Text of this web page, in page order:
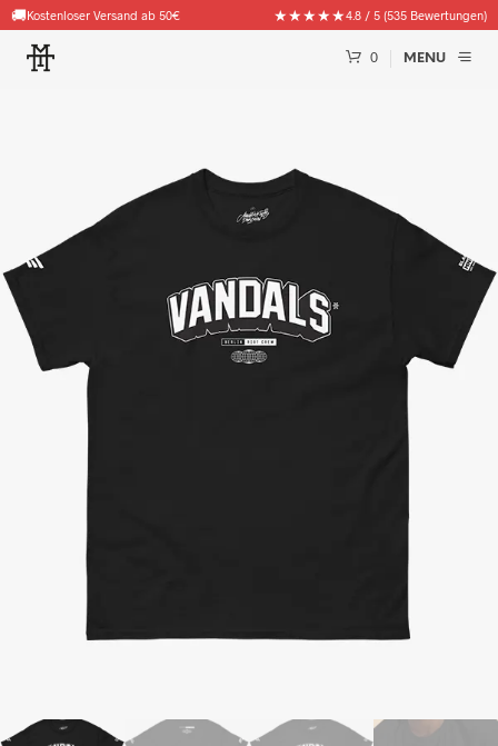
🚚Kostenloser Versand ab 50€ ★★★★★4.8 / 5 (535 Bewertungen)
0 MENU